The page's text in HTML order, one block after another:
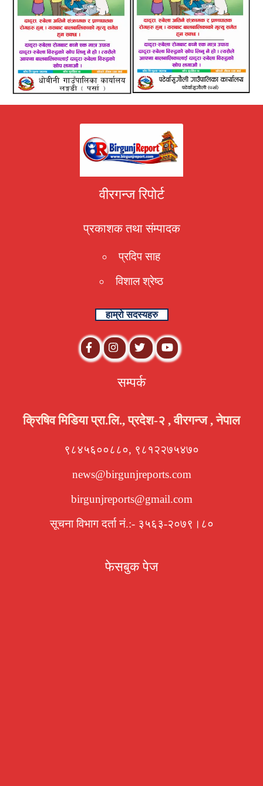
वीरगन्ज रिपोर्ट
प्रकाशक तथा संम्पादक
प्रदिप साह
विशाल श्रेष्ठ
हाम्रो सदस्यहरु
सम्पर्क
क्रिषिव मिडिया प्रा.लि., प्रदेश-२ , वीरगन्ज , नेपाल
९८४५६००८८०, ९८१२२७५४७०
news@birgunjreports.com
birgunjreports@gmail.com
सूचना विभाग दर्ता नं.:- ३५६३-२०७९।८०
फेसबुक पेज